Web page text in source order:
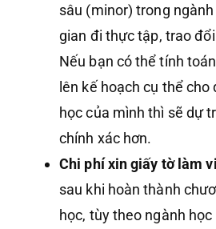
sâu (minor) trong
gian đi thực tập, trao
Nếu bạn có thể tính
lên kế hoạch cụ thể cho
học của mình thì sẽ dự
chính xác hơn.
Chi phí xin giấy tờ làm
sau khi hoàn thành
học, tùy theo ngành